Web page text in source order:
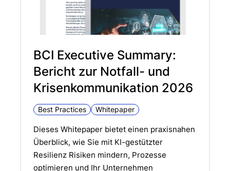
BCI Executive Summary:
Bericht zur Notfall- und
Krisenkommunikation 2026
Best Practices Whitepaper
Dieses Whitepaper bietet einen praxisnahen
Überblick, wie Sie mit KI-gestützter
Resilienz Risiken mindern, Prozesse
optimieren und Ihr Unternehmen